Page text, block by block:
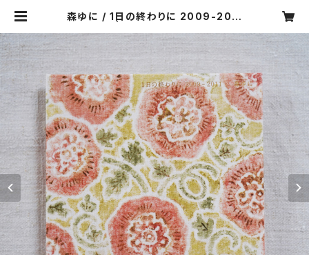
森ゆに / 1日の終わりに 2009-2011